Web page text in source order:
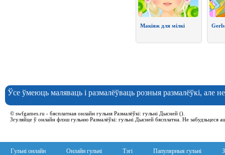
Ўсе ўмеюць маляваць і размалёўваць розныя размалёўкі, але
© swfgames.ru - бясплатная онлайн гульня Размалёўкі: гульні Дысней ().
Згуляйце ў онлайн флэш гульню Размалёўкі: гульні Дысней бясплатна. Не забудзьцеся
Макіяж для мілкі
Гульні онлайн Онлайн гульні Тэгі Папулярныя гульні